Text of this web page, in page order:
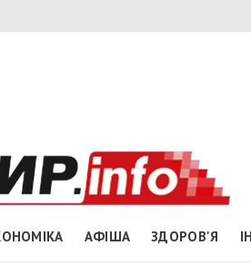
АФІША ЗДОРОВ'Я